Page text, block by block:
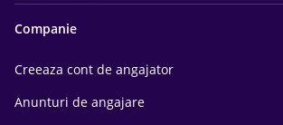
Companie
Creeaza cont de angajator
Anunturi de angajare